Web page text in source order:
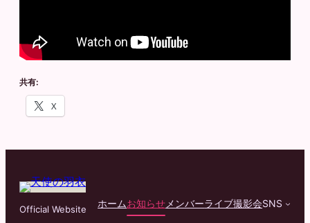
共有:
X
Official Website ホームお知らせ メンバーライブ撮影会SNS